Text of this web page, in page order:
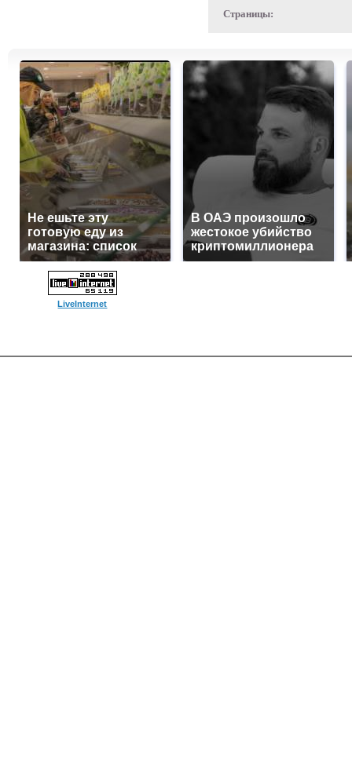
Страницы:
Не ешьте эту
готовую еду из
магазина: список
В ОАЭ произошло
жестокое убийство
криптомиллионера
LiveInternet